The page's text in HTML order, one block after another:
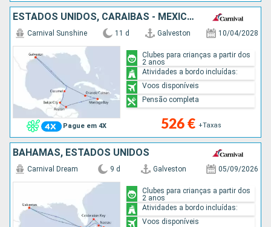
ESTADOS UNIDOS, CARAIBAS - MEXICO, BELIZE, HONDURAS, JAMAICA, CAIMÃO (ILHAS)
Pague em 4X
Carnival Sunshine 11 d Galveston 10/04/2028
526 € +Taxas
Clubes para crianças a partir dos
2 anos
Atividades a bordo incluídas:
Voos disponíveis
Pensão completa
BAHAMAS, ESTADOS UNIDOS
Carnival Dream 9 d Galveston 05/09/2026
Clubes para crianças a partir dos
2 anos
Atividades a bordo incluídas:
Voos disponíveis